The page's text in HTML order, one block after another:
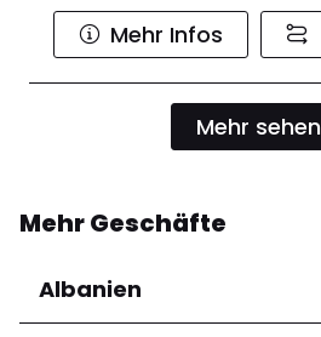
Mehr Infos
Mehr sehen
Mehr Geschäfte
Albanien